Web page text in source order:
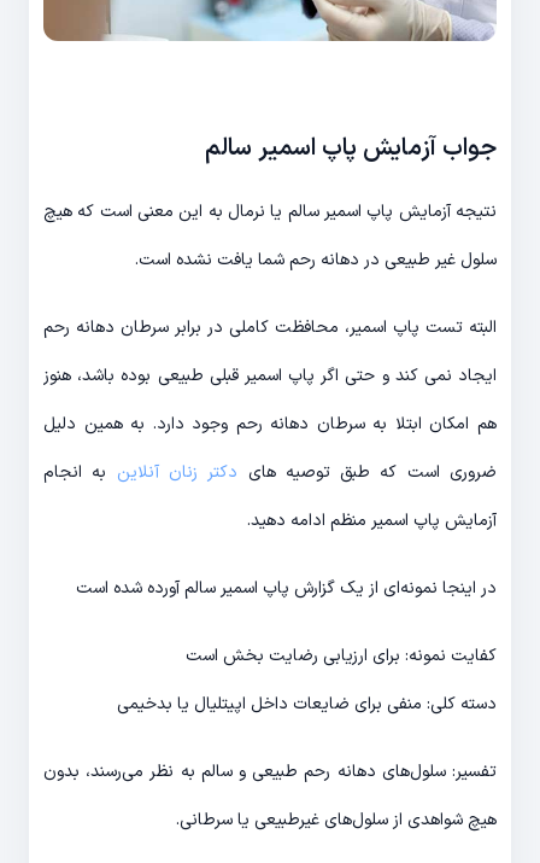
جواب آزمایش پاپ اسمیر سالم
نتیجه آزمایش پاپ اسمیر سالم یا نرمال به این معنی است که هیچ
سلول غیر طبیعی در دهانه رحم شما یافت نشده است.
البته تست پاپ اسمیر، محافظت کاملی در برابر سرطان دهانه رحم
ایجاد نمی کند و حتی اگر پاپ اسمیر قبلی طبیعی بوده باشد، هنوز
هم امکان ابتلا به سرطان دهانه رحم وجود دارد. به همین دلیل
ضروری است که طبق توصیه های دکتر زنان آنلاین به انجام
آزمایش پاپ اسمیر منظم ادامه دهید.
در اینجا نمونه‌ای از یک گزارش پاپ اسمیر سالم آورده شده است
کفایت نمونه: برای ارزیابی رضایت بخش است
دسته کلی: منفی برای ضایعات داخل اپیتلیال یا بدخیمی
تفسیر: سلول‌های دهانه رحم طبیعی و سالم به نظر می‌رسند، بدون
هیچ شواهدی از سلول‌های غیرطبیعی یا سرطانی.